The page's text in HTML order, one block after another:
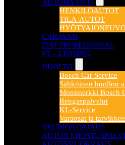
AUTOMYYNTI
HENKILÖAUTOT
TILA-AUTOT
CARAVAN
FIAT PROFESSIONAL
ST – LEASING
HUOLTO
Bosch Car Service
Sähköinen huollon
Monimerkki Bosch
Rengaspalvelut
KL-Service
Varaosat ja
VAURIOKORJAUS
AUTON